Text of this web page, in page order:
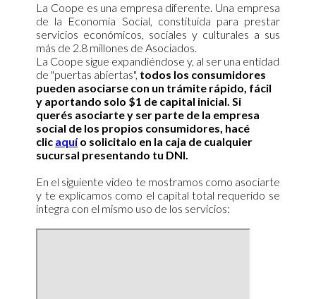
La Coope es una empresa diferente. Una empresa
de la Economía Social, constituida para prestar
servicios económicos, sociales y culturales a sus
más de 2.8 millones de Asociados.
La Coope sigue expandiéndose y, al ser una entidad
de "puertas abiertas", todos los consumidores
pueden asociarse con un trámite rápido, fácil
y aportando solo $1 de capital inicial. Si
querés asociarte y ser parte de la empresa
social de los propios consumidores, hacé
clic aquío solicitalo en la caja de cualquier
sucursal presentando tu DNI.
En el siguiente video te mostramos como asociarte
y te explicamos como el capital total requerido se
integra con el mismo uso de los servicios: